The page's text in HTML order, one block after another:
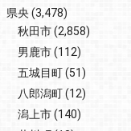
県央(3,478)
秋田市(2,858)
男鹿市(112)
五城目町(51)
八郎潟町(12)
潟上市(140)